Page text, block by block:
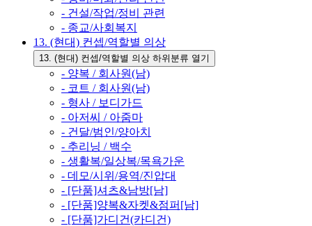
- 건설/작업/정비 관련
- 종교/사회복지
13. (현대) 컨셉/역할별 의상
13. (현대) 컨셉/역할별 의상 하위분류 열기
- 양복 / 회사원(남)
- 코트 / 회사원(남)
- 형사 / 보디가드
- 아저씨 / 아줌마
- 건달/범인/양아치
- 추리닝 / 백수
- 생활복/일상복/목욕가운
- 데모/시위/용역/진압대
- [단품]셔츠&남방[남]
- [단품]양복&자켓&점퍼[남]
- [단품]가디건(카디건)